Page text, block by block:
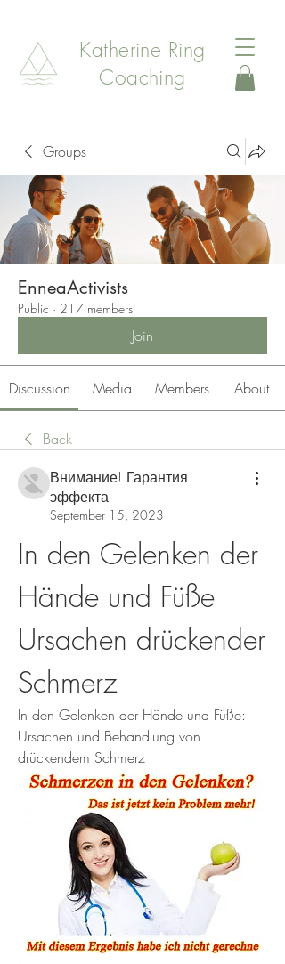
Katherine Ring
Coaching
Groups
EnneaActivists
Public · 217 members
Join
Discussion Media Members About
Back
Внимание! Гарантия
эффекта
September 15, 2023
In den Gelenken der
Hände und Füße
Ursachen drückender
Schmerz
In den Gelenken der Hände und Füße:
Ursachen und Behandlung von
drückendem Schmerz